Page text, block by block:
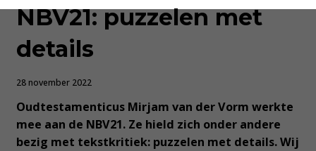
NBV21: puzzelen met
details
28 november 2022
Oudtestamenticus Mirjam van der Vorm werkte
mee aan de NBV21. Ze hield zich onder andere
bezig met tekstkritiek: puzzelen met details. Wij